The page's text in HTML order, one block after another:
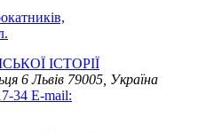
ІСТОРІЇ
6Львів 79005, Україна
34 E-mail: